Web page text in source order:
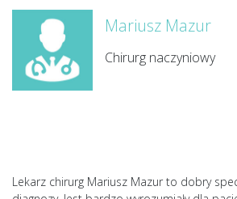
Mariusz Mazur
Chirurg naczyniowy
Lekarz chirurg Mariusz Mazur to dobry